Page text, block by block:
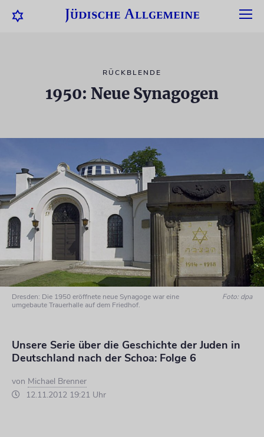
RÜCKBLENDE
1950: Neue Synagogen
Dresden: Die 1950 eröffnete neue Synagoge war eine
umgebaute Trauerhalle auf dem Friedhof.
Foto: dpa
Unsere Serie über die Geschichte der Juden in
Deutschland nach der Schoa: Folge 6
von Michael Brenner
12.11.2012 19:21 Uhr